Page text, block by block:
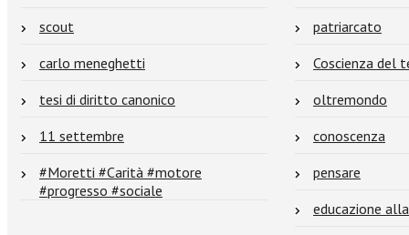
scout
patriarcato
carlo meneghetti
Coscienza del
tesi di diritto canonico
oltremondo
11 settembre
conoscenza
#Moretti #Carità #motore
#progresso #sociale
pensare
educazione